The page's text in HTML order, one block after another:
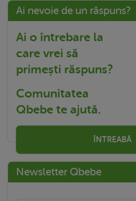
Ai nevoie de un răspuns?
Ai o întrebare la
care vrei să
primești răspuns?
Comunitatea
Qbebe te ajută.
ÎNTREABĂ
Newsletter Qbebe